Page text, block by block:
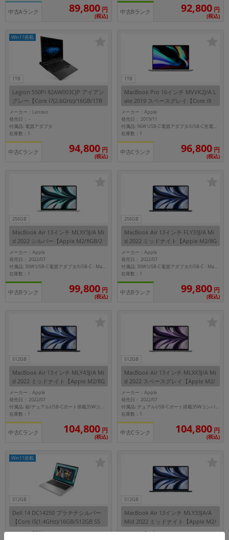
中古Aランク 89,800 円
(税込)
中古Bランク 92,800 円
(税込)
1TB
Win11搭載
Legion 550Pi 82AW003CJP アイアン
グレー【Core i7(2.6GHz)/16GB/1TB
SSD/Win11Home】
メーカー：Lenovo
発売日：-
付属品: 電源アダプタ
在庫数：1
中古Cランク 94,800 円
(税込)
1TB
MacBook Pro 16インチ MVVK2J/A L
ate 2019 スペースグレイ【Core i9
(2.3GHz)/64GB/1TB SSD】
メーカー：Apple
発売日： 2019/11
付属品: 96W USB-C電源アダプタ/USB-C充電ケーブル
在庫数：1
中古Cランク 96,800 円
(税込)
256GB
MacBook Air 13インチ MLXY3J/A Mi
d 2022 シルバー【Apple M2/8GB/2
56GB SSD】
メーカー：Apple
発売日： 2022/07
付属品: 30W USB-C電源アダプタ/USB-C - MagSafe3ケーブル
在庫数：1
中古Bランク 99,800 円
(税込)
256GB
MacBook Air 13インチ FLY33J/A Mi
d 2022 ミッドナイト【Apple M2/8G
B/256GB SSD】
メーカー：Apple
発売日： 2022/07
付属品: 30W USB-C電源アダプタ/USB-C - MagSafe3ケーブル
在庫数：1
中古Bランク 99,800 円
(税込)
512GB
MacBook Air 13インチ MLY43J/A Mi
d 2022 ミッドナイト【Apple M2/8G
B/512GB SSD】
メーカー：Apple
発売日： 2022/07
付属品: 箱/デュアルUSB-Cポート搭載35Wコンパクト電源アダプタ/USB-C - MagSafe3ケーブル/マニュアル
在庫数：1
中古Cランク 104,800 円
(税込)
512GB
MacBook Air 13インチ MLXX3J/A Mi
d 2022 スペースグレイ【Apple M2/
8GB/512GB SSD】
メーカー：Apple
発売日： 2022/07
付属品: デュアルUSB-Cポート搭載35Wコンパクト電源アダプタ/USB-C - MagSafe3ケーブル
在庫数：1
中古Cランク 104,800 円
(税込)
512GB
Win11搭載
Dell 14 DC14250 プラチナシルバー
【Core i5(1.4GHz)/16GB/512GB SS
D/Win11Home】
メーカー：DELL
512GB
MacBook Air 13インチ MLY33JA/A
Mid 2022 ミッドナイト【Apple M2/
8GB/512GB SSD】
メーカー：Apple